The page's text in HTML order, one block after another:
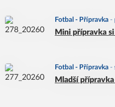
Fotbal - Přípravka -
Mini přípravka
Fotbal - Přípravka -
Mladší